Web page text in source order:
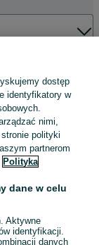
dostęp
identyfikatory w
nimi,
polityki
partnerom
Polityka
dane w celu
Aktywne
identyfikacji.
danych